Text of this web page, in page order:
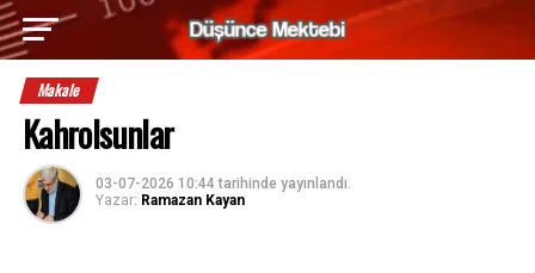
Makale
Kahrolsunlar
03-07-2026 10:44 tarihinde yayınlandı.
Yazar: Ramazan Kayan